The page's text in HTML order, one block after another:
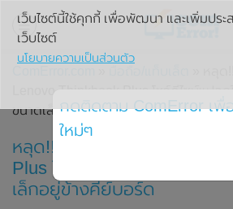
» หลุด
Lenovo Thinkbook Plus โชว์ดีไซน์แปล
ขนาดเล็กอยู่ข้างคีย์บอร์ด
หลุด!! ภาพของโน้ตบุ๊ก
Plus โชว์ดีไซน์แปลกใหม่ หน้า
เล็กอยู่ข้างคีย์บอร์ด
เว็บไซต์นี้ใช้คุกกี้ เพื่อพัฒนา และเพิ่มประ
เว็บไซต์
นโยบายความเป็นส่วนตัว
กดติดตาม ComError เพื่
ใหม่ๆ